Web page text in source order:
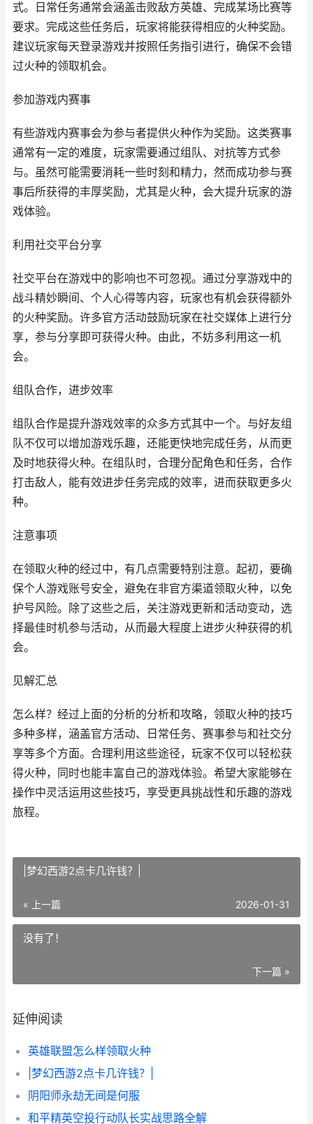
式。日常任务通常会涵盖击败敌方英雄、完成某场比赛等
要求。完成这些任务后，玩家将能获得相应的火种奖励。
建议玩家每天登录游戏并按照任务指引进行，确保不会错
过火种的领取机会。
参加游戏内赛事
有些游戏内赛事会为参与者提供火种作为奖励。这类赛事
通常有一定的难度，玩家需要通过组队、对抗等方式参
与。虽然可能需要消耗一些时刻和精力，然而成功参与赛
事后所获得的丰厚奖励，尤其是火种，会大提升玩家的游
戏体验。
利用社交平台分享
社交平台在游戏中的影响也不可忽视。通过分享游戏中的
战斗精妙瞬间、个人心得等内容，玩家也有机会获得额外
的火种奖励。许多官方活动鼓励玩家在社交媒体上进行分
享，参与分享即可获得火种。由此，不妨多利用这一机
会。
组队合作，进步效率
组队合作是提升游戏效率的众多方式其中一个。与好友组
队不仅可以增加游戏乐趣，还能更快地完成任务，从而更
及时地获得火种。在组队时，合理分配角色和任务，合作
打击敌人，能有效进步任务完成的效率，进而获取更多火
种。
注意事项
在领取火种的经过中，有几点需要特别注意。起初，要确
保个人游戏账号安全，避免在非官方渠道领取火种，以免
护号风险。除了这些之后，关注游戏更新和活动变动，选
择最佳时机参与活动，从而最大程度上进步火种获得的机
会。
见解汇总
怎么样？经过上面的分析的分析和攻略，领取火种的技巧
多种多样，涵盖官方活动、日常任务、赛事参与和社交分
享等多个方面。合理利用这些途径，玩家不仅可以轻松获
得火种，同时也能丰富自己的游戏体验。希望大家能够在
操作中灵活运用这些技巧，享受更具挑战性和乐趣的游戏
旅程。
|梦幻西游2点卡几许钱？|
« 上一篇 2026-01-31
没有了！
下一篇 »
延伸阅读
英雄联盟怎么样领取火种
|梦幻西游2点卡几许钱？|
阴阳师永劫无间是何服
和平精英空投行动队长实战思路全解